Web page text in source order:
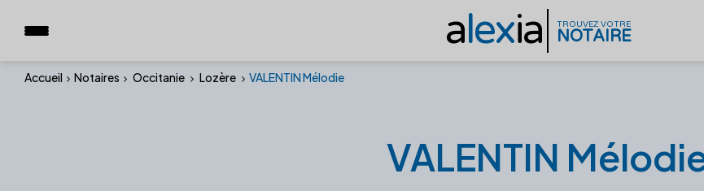
alexia TROUVEZ VOTRE
NOTAIRE
Accueil Notaires Occitanie Lozère VALENTIN Mélodie
VALENTIN